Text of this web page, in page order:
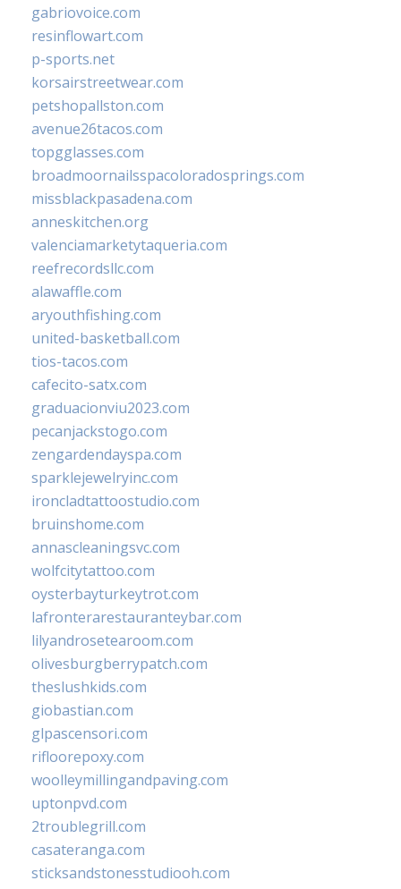
gabriovoice.com
resinflowart.com
p-sports.net
korsairstreetwear.com
petshopallston.com
avenue26tacos.com
topgglasses.com
broadmoornailsspacoloradosprings.com
missblackpasadena.com
anneskitchen.org
valenciamarketytaqueria.com
reefrecordsllc.com
alawaffle.com
aryouthfishing.com
united-basketball.com
tios-tacos.com
cafecito-satx.com
graduacionviu2023.com
pecanjackstogo.com
zengardendayspa.com
sparklejewelryinc.com
ironcladtattoostudio.com
bruinshome.com
annascleaningsvc.com
wolfcitytattoo.com
oysterbayturkeytrot.com
lafronterarestauranteybar.com
lilyandrosetearoom.com
olivesburgberrypatch.com
theslushkids.com
giobastian.com
glpascensori.com
rifloorepoxy.com
woolleymillingandpaving.com
uptonpvd.com
2troublegrill.com
casateranga.com
sticksandstonesstudiooh.com